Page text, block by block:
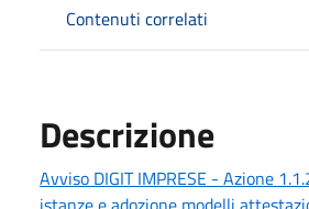
Contenuti correlati
Descrizione
Avviso DIGIT IMPRESE - Azione